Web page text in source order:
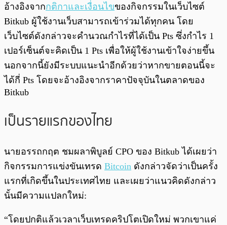
อ้างอิงจากกติกาและเงื่อนไขของกิจกรรมในเว็บไซต์
Bitkub ผู้ใช้งานเว็บสามารถเข้าร่วมได้ทุกคน โดย
เว็บไซต์ดังกล่าวจะคำนวณกำไรที่ได้เป็น Pts ซึ่งกำไร 1
เปอร์เซ็นต์จะคิดเป็น 1 Pts เพื่อให้ผู้ใช้งานเข้าใจง่ายขึ้น
นอกจากนี้ยังมีระบบแนะนำอีกด้วยว่าหากขายตอนนี้จะ
ได้กี่ Pts โดยจะอ้างอิงจากราคาปัจจุบันในตลาดของ
Bitkub
เป็นรายแรกของไทย
นายอรรถกฤต ชมผลาพิบูลย์ CPO ของ Bitkub ได้เผยว่า
กิจกรรมการแข่งขันเทรด Bitcoin ดังกล่าวจัดว่าเป็นครั้ง
แรกที่เกิดขึ้นในประเทศไทย และเผยว่าแนวคิดดังกล่าว
นั้นมีความแปลกใหม่:
“โดยปกติแล้วเวลาเว็บเทรดคริปโตเปิดใหม่ พวกเขาแค่